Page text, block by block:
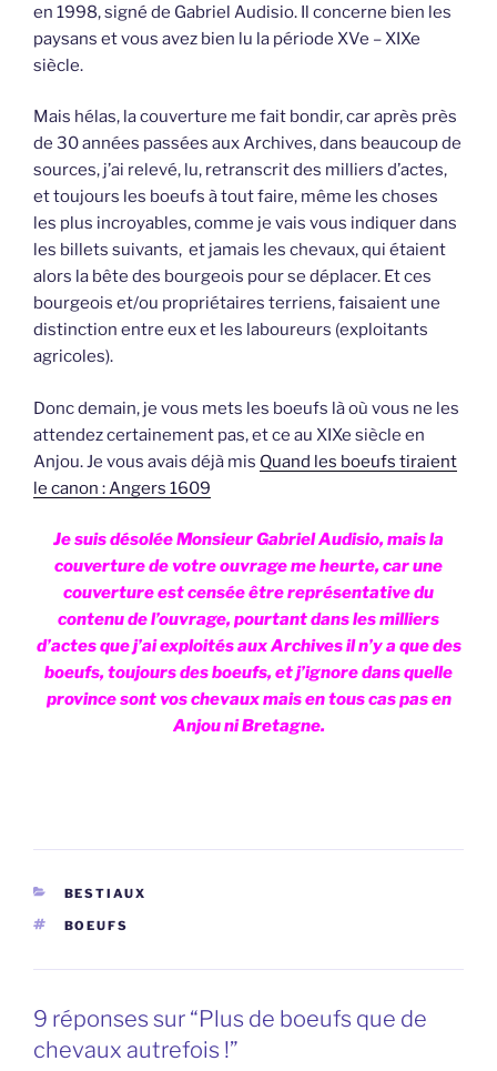
en 1998, signé de Gabriel Audisio. Il concerne bien les
paysans et vous avez bien lu la période XVe – XIXe
siècle.
Mais hélas, la couverture me fait bondir, car après près
de 30 années passées aux Archives, dans beaucoup de
sources, j’ai relevé, lu, retranscrit des milliers d’actes,
et toujours les boeufs à tout faire, même les choses
les plus incroyables, comme je vais vous indiquer dans
les billets suivants, et jamais les chevaux, qui étaient
alors la bête des bourgeois pour se déplacer. Et ces
bourgeois et/ou propriétaires terriens, faisaient une
distinction entre eux et les laboureurs (exploitants
agricoles).
Donc demain, je vous mets les boeufs là où vous ne les
attendez certainement pas, et ce au XIXe siècle en
Anjou. Je vous avais déjà mis Quand les boeufs tiraient
le canon : Angers 1609
Je suis désolée Monsieur Gabriel Audisio, mais la
couverture de votre ouvrage me heurte, car une
couverture est censée être représentative du
contenu de l’ouvrage, pourtant dans les milliers
d’actes que j’ai exploités aux Archives il n’y a que des
boeufs, toujours des boeufs, et j’ignore dans quelle
province sont vos chevaux mais en tous cas pas en
Anjou ni Bretagne.
CATÉGORIES
BESTIAUX
ÉTIQUETTES
BOEUFS
9 réponses sur “Plus de boeufs que de
chevaux autrefois !”